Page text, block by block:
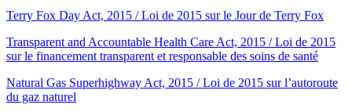
Terry Fox Day Act, 2015 / Loi de 2015 sur le Jour de Terry Fox
Transparent and Accountable Health Care Act, 2015 / Loi de 2015
sur le financement transparent et responsable des soins de santé
Natural Gas Superhighway Act, 2015 / Loi de 2015 sur l’autoroute
du gaz naturel